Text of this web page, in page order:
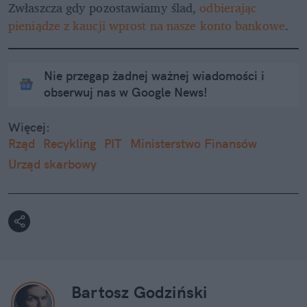
Zwłaszcza gdy pozostawiamy ślad, odbierając
pieniądze z kaucji wprost na nasze konto bankowe.
Nie przegap żadnej ważnej wiadomości i
obserwuj nas w Google News!
Więcej:
Rząd
Recykling PIT
Ministerstwo Finansów
Urząd skarbowy
Bartosz Godziński